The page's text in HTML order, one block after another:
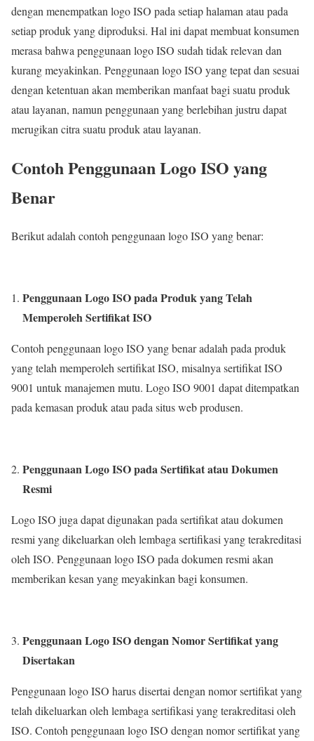
dengan menempatkan logo ISO pada setiap halaman atau pada
setiap produk yang diproduksi. Hal ini dapat membuat konsumen
merasa bahwa penggunaan logo ISO sudah tidak relevan dan
kurang meyakinkan. Penggunaan logo ISO yang tepat dan sesuai
dengan ketentuan akan memberikan manfaat bagi suatu produk
atau layanan, namun penggunaan yang berlebihan justru dapat
merugikan citra suatu produk atau layanan.
Contoh Penggunaan Logo ISO yang
Benar
Berikut adalah contoh penggunaan logo ISO yang benar:
Penggunaan Logo ISO pada Produk yang Telah
Memperoleh Sertifikat ISO
Contoh penggunaan logo ISO yang benar adalah pada produk
yang telah memperoleh sertifikat ISO, misalnya sertifikat ISO
9001 untuk manajemen mutu. Logo ISO 9001 dapat ditempatkan
pada kemasan produk atau pada situs web produsen.
Penggunaan Logo ISO pada Sertifikat atau Dokumen
Resmi
Logo ISO juga dapat digunakan pada sertifikat atau dokumen
resmi yang dikeluarkan oleh lembaga sertifikasi yang terakreditasi
oleh ISO. Penggunaan logo ISO pada dokumen resmi akan
memberikan kesan yang meyakinkan bagi konsumen.
Penggunaan Logo ISO dengan Nomor Sertifikat yang
Disertakan
Penggunaan logo ISO harus disertai dengan nomor sertifikat yang
telah dikeluarkan oleh lembaga sertifikasi yang terakreditasi oleh
ISO. Contoh penggunaan logo ISO dengan nomor sertifikat yang